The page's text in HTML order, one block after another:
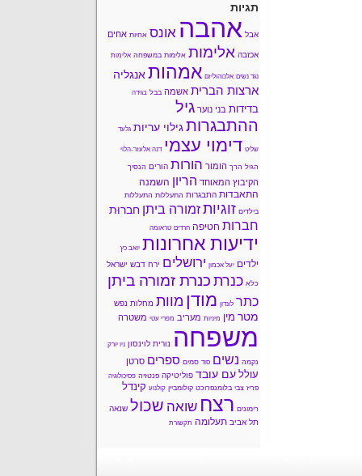
תגיות
אבל אהבה אונס אחיות אחים
אכזבה אלימות אלימות במשפחה אלימות
נגד נשים אלכוהוליזם אמהותאנגליה
ארצות הברית אשמה בבל בגידה
בדידות בני נוער גיל
ההתבגרות גילוי עריות גלעד
שליט דימוי עצמי דנה אלעזר-הלוי
הגיל הרך הומור הורות הורים הנסיך
הקיבוץ המאוחד הריון השמנה
התאבדות התבגרות התעללות התעללות
בילדים זוגיותזמורה ביתן חברוּת
חברות חטיפה חרדים טראומה
ידיעות אחרונות יואב כץ
ילדים יעל אכמון ירושלים ירח דבש ישראל
כלא כנרת כנרת זמורה ביתן
כתר לונדון מודן מוות מחלות נפש
מטר מין מיניות מעריב מפרי עטי משטרה
משפחה נורית לוינסון ניו יורק
נקמה נשים סוד סמים ספרים סרטן
עולל עם עובד פוליטיקה פנטזיה פסיכולוגיה
פריז צבי בלומנפרוכט קולומביין קולנוע קינדל
רימונים רצח שואה שכול שנאה
תל אביב תעלומה תקשורת